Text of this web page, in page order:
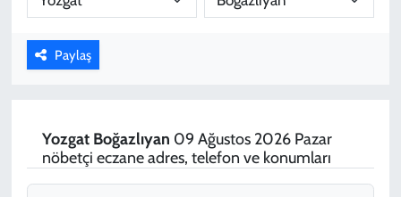
Paylaş
Yozgat Boğazlıyan 09 Ağustos 2026 Pazar
nöbetçi eczane adres, telefon ve konumları